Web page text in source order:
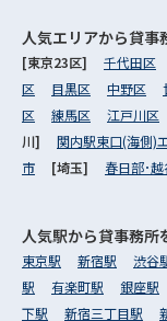
人気エリアから貸事
[東京23区] 千代田区
区
目黒区 中野区
区
練馬区 江戸川区
川] 関内駅東口(海側)
市
[埼玉] 春日部･
人気駅から貸事務所
東京駅 新宿駅 渋谷
駅
有楽町駅 銀座駅
下駅
新宿三丁目駅